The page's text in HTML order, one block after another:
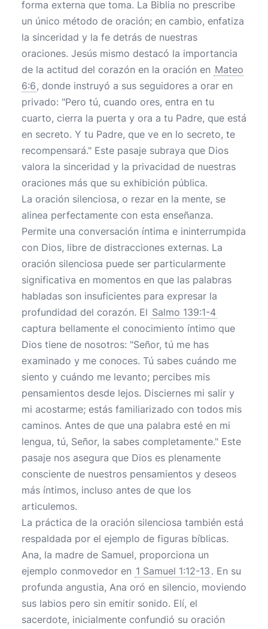
forma externa que toma. La Biblia no prescribe
un único método de oración; en cambio, enfatiza
la sinceridad y la fe detrás de nuestras
oraciones. Jesús mismo destacó la importancia
de la actitud del corazón en la oración en Mateo
6:6, donde instruyó a sus seguidores a orar en
privado: "Pero tú, cuando ores, entra en tu
cuarto, cierra la puerta y ora a tu Padre, que está
en secreto. Y tu Padre, que ve en lo secreto, te
recompensará." Este pasaje subraya que Dios
valora la sinceridad y la privacidad de nuestras
oraciones más que su exhibición pública.
La oración silenciosa, o rezar en la mente, se
alinea perfectamente con esta enseñanza.
Permite una conversación íntima e ininterrumpida
con Dios, libre de distracciones externas. La
oración silenciosa puede ser particularmente
significativa en momentos en que las palabras
habladas son insuficientes para expresar la
profundidad del corazón. El Salmo 139:1-4
captura bellamente el conocimiento íntimo que
Dios tiene de nosotros: "Señor, tú me has
examinado y me conoces. Tú sabes cuándo me
siento y cuándo me levanto; percibes mis
pensamientos desde lejos. Disciernes mi salir y
mi acostarme; estás familiarizado con todos mis
caminos. Antes de que una palabra esté en mi
lengua, tú, Señor, la sabes completamente." Este
pasaje nos asegura que Dios es plenamente
consciente de nuestros pensamientos y deseos
más íntimos, incluso antes de que los
articulemos.
La práctica de la oración silenciosa también está
respaldada por el ejemplo de figuras bíblicas.
Ana, la madre de Samuel, proporciona un
ejemplo conmovedor en 1 Samuel 1:12-13 . En su
profunda angustia, Ana oró en silencio, moviendo
sus labios pero sin emitir sonido. Elí, el
sacerdote, inicialmente confundió su oración